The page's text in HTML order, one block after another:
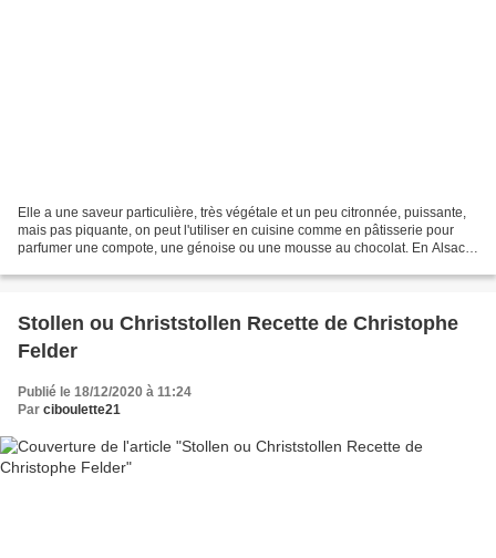
Elle a une saveur particulière, très végétale et un peu citronnée, puissante,
mais pas piquante, on peut l'utiliser en cuisine comme en pâtisserie pour
parfumer une compote, une génoise ou une mousse au chocolat. En Alsace
Stollen ou Christstollen Recette de Christophe
Felder
Publié le 18/12/2020 à 11:24
Par ciboulette21